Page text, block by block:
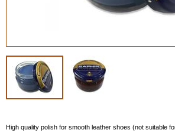
High quality polish for smooth leather shoes (not suitable